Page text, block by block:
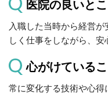
医院の良いと
入職した当時から経営
しく仕事をしながら、安
心がけている
常に変化する技術や心得